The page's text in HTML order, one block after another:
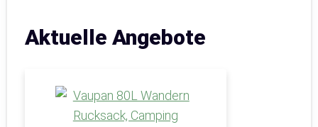
Aktuelle Angebote